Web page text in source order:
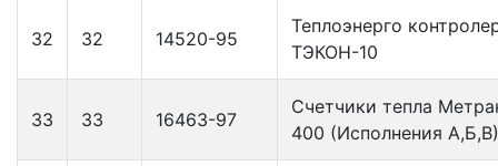
32 32 14520-95
Теплоэнерго
ТЭКОН-10
33 33 16463-97
Счетчики тепла
400 (Исполнения А,Б,В)